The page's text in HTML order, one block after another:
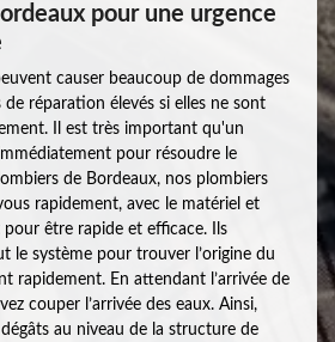
pour une urgence
causer beaucoup de dommages
réparation élevés si elles ne sont
Il est très important qu'un
pour résoudre le
de Bordeaux, nos plombiers
rapidement, avec le matériel et
pour être rapide et efficace. Ils
le système pour trouver l’origine du
rapidement. En attendant l’arrivée de
couper l’arrivée des eaux. Ainsi,
au niveau de la structure de